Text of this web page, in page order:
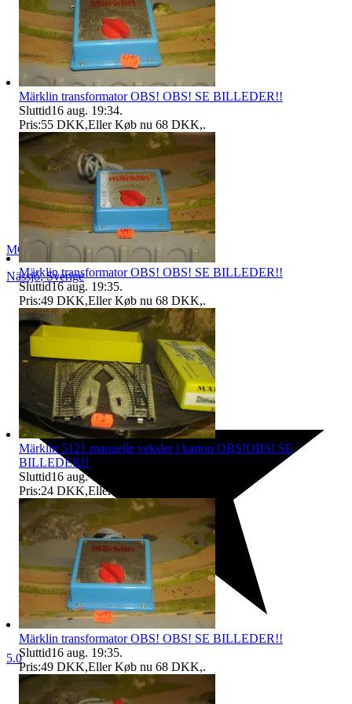
MGN
Nässjö,Sverige
5.0
Märklin transformator OBS! OBS! SE BILLEDER!!
Sluttid16 aug. 19:34.
Pris:55 DKK,Eller Køb nu 68 DKK,.
Märklin transformator OBS! OBS! SE BILLEDER!!
Sluttid16 aug. 19:35.
Pris:49 DKK,Eller Køb nu 68 DKK,.
Märklin 5121 manuelle veksler i karton OBS!OBS! SE
BILLEDER!!
Sluttid16 aug. 19:35
Pris:24 DKK,Eller Køb nu
Märklin transformator OBS! OBS! SE BILLEDER!!
Sluttid16 aug. 19:35.
Pris:49 DKK,Eller Køb nu 68 DKK,.